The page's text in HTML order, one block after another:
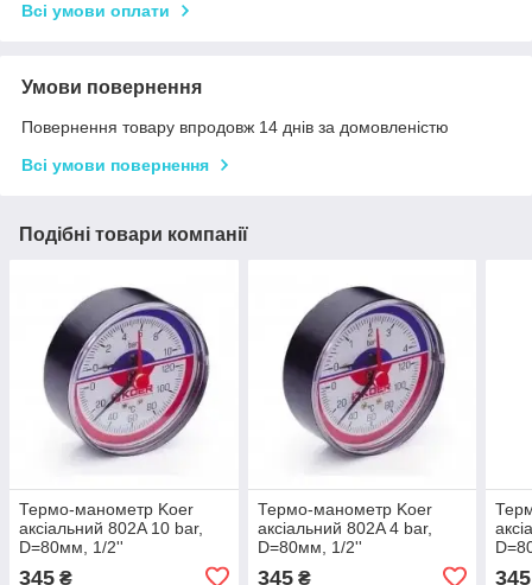
Всі умови оплати
Умови повернення
Повернення товару впродовж 14 днів за домовленістю
Всі умови повернення
Подібні товари компанії
Термо-манометр Koer
аксіальний 802A 10 bar,
D=80мм, 1/2''
345 ₴
Термо-манометр Koer
аксіальний 802A 4 bar,
D=80мм, 1/2''
345₴ 345